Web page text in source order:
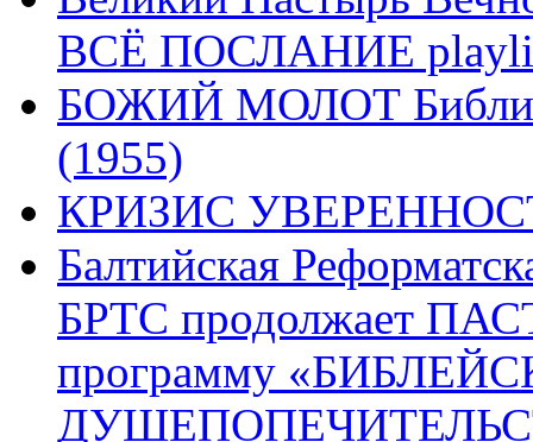
ВСЁ ПОСЛАНИЕ
БОЖИЙ МОЛОТ Библия
(1955)
КРИЗИС
Балтийская
БРТС продолжает
программу